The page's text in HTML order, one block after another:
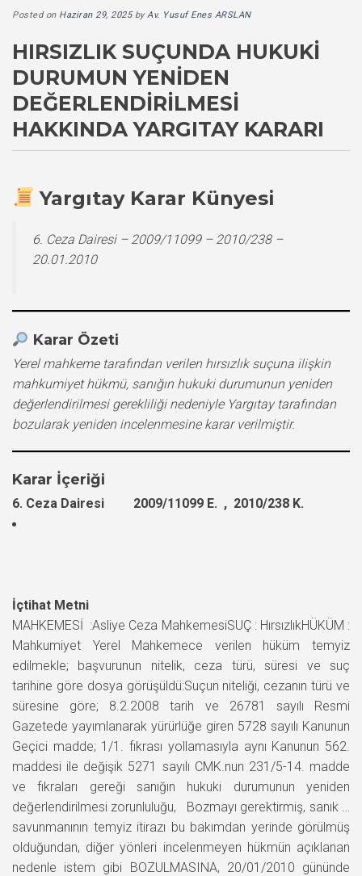
Posted on Haziran 29, 2025byAv. Yusuf Enes ARSLAN
HIRSIZLIK SUÇUNDA HUKUKI
DURUMUN YENIDEN
DEĞERLENDIRILMESI
HAKKINDA YARGITAY KARARI
Yargıtay Karar Künyesi
6. Ceza Dairesi – 2009/11099 – 2010/238 –
20.01.2010
Karar Özeti
Yerel mahkeme tarafından verilen hırsızlık suçuna ilişkin
mahkumiyet hükmü, sanığın hukuki durumunun yeniden
değerlendirilmesi gerekliliği nedeniyle Yargıtay tarafından
bozularak yeniden incelenmesine karar verilmiştir.
Karar İçeriği
6. Ceza Dairesi 2009/11099 E. , 2010/238 K.
İçtihat Metni
MAHKEMESİ :Asliye Ceza MahkemesiSUÇ : HırsızlıkHÜKÜM :
Mahkumiyet Yerel Mahkemece verilen hüküm temyiz
edilmekle; başvurunun nitelik, ceza türü, süresi ve suç
tarihine göre dosya görüşüldü:Suçun niteliği, cezanın türü ve
süresine göre; 8.2.2008 tarih ve 26781 sayılı Resmi
Gazetede yayımlanarak yürürlüğe giren 5728 sayılı Kanunun
Geçici madde; 1/1. fıkrası yollamasıyla aynı Kanunun 562.
maddesi ile değişik 5271 sayılı CMK.nun 231/5-14. madde
ve fıkraları gereği sanığın hukuki durumunun yeniden
değerlendirilmesi zorunluluğu, Bozmayı gerektirmiş, sanık …
savunmanının temyiz itirazı bu bakımdan yerinde görülmüş
olduğundan, diğer yönleri incelenmeyen hükmün açıklanan
nedenle istem gibi BOZULMASINA, 20/01/2010 gününde